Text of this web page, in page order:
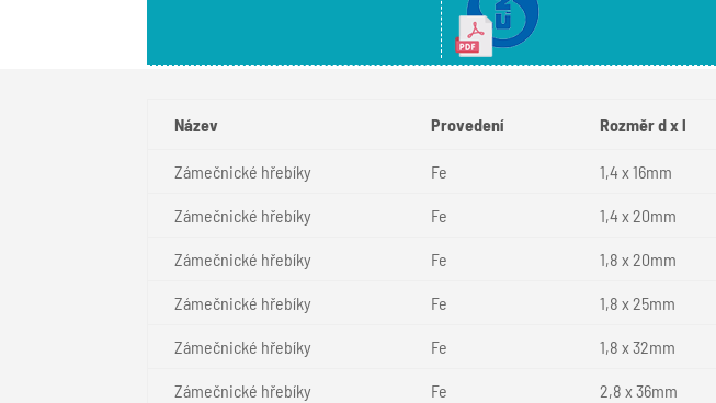
Název Provedení Rozměr d x l
Zámečnické hřebíky Fe 1,4 x 16mm
Zámečnické hřebíky Fe 1,4 x 20mm
Zámečnické hřebíky Fe 1,8 x 20mm
Zámečnické hřebíky Fe 1,8 x 25mm
Zámečnické hřebíky Fe 1,8 x 32mm
Zámečnické hřebíky Fe 2,8 x 36mm